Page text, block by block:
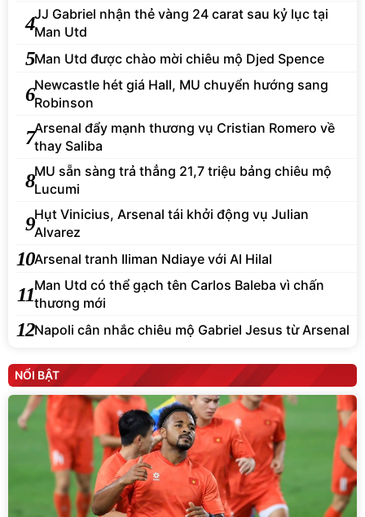
4JJ Gabriel nhận thẻ vàng 24 carat sau kỷ lục tại
Man Utd
5Man Utd được chào mời chiêu mộ Djed Spence
6Newcastle hét giá Hall, MU chuyển hướng sang
Robinson
7Arsenal đẩy mạnh thương vụ Cristian Romero về
thay Saliba
8MU sẵn sàng trả thẳng 21,7 triệu bảng chiêu mộ
Lucumi
9Hụt Vinicius, Arsenal tái khởi động vụ Julian
Alvarez
10Arsenal tranh Iliman Ndiaye với Al Hilal
11Man Utd có thể gạch tên Carlos Baleba vì chấn
thương mới
12Napoli cân nhắc chiêu mộ Gabriel Jesus từ Arsenal
NỔI BẬT